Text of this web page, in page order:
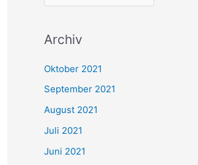
h
e
n
h
Archiv
Oktober 2021
September 2021
August 2021
Juli 2021
Juni 2021